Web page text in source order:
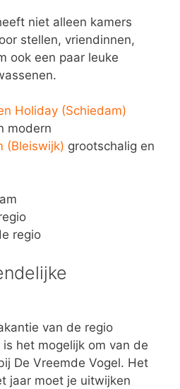
niet alleen kamers
stellen, vriendinnen,
ook een paar leuke
Holiday (Schiedam)
modern
(Bleiswijk) grootschalig en
regio
van de regio
het mogelijk om van de
De Vreemde Vogel. Het
jaar moet je uitwijken